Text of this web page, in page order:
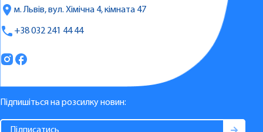
м. Львів, вул. Хімічна 4, кімната 47
+38 032 241 44 44
Підпишіться на розсилку новин: